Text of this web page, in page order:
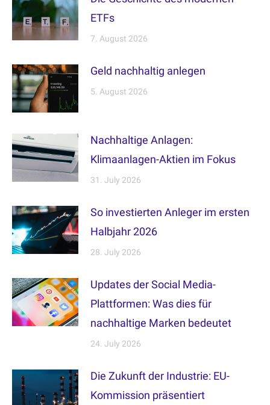
ETFs
7. August 2026
Geld nachhaltig anlegen
5. August 2026
Nachhaltige Anlagen:
Klimaanlagen-Aktien im Fokus
31. July 2026
So investierten Anleger im ersten
Halbjahr 2026
28. July 2026
Updates der Social Media-
Plattformen: Was dies für
nachhaltige Marken bedeutet
24. July 2026
Die Zukunft der Industrie: EU-
Kommission präsentiert